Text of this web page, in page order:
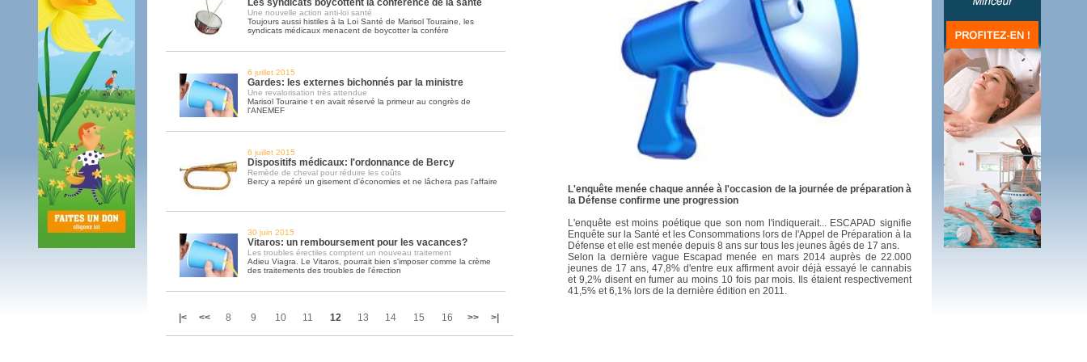
Soins palliatifs: 40 millions de plus en 2016
La journée mondiale des soins palliatifs n'a pas été inutile
lire la suite >>
Les syndicats boycottent la conférence de la santé
Une nouvelle action anti-loi santé
Toujours aussi histiles à la Loi Santé de Marisol Touraine, les
syndicats médicaux menacent de boycotter la confére
6 juillet 2015
Gardes: les externes bichonnés par la ministre
Une revalorisation très attendue
Marisol Touraine t en avait réservé la primeur au congrès de
l'ANEMEF
6 juillet 2015
Dispositifs médicaux: l'ordonnance de Bercy
Remède de cheval pour réduire les coûts
Bercy a repéré un gisement d'économies et ne lâchera pas l'affaire
30 juin 2015
Vitaros: un remboursement pour les vacances?
Les troubles érectiles comptent un nouveau traitement
Adieu Viagra. Le Vitaros, pourrait bien s'imposer comme la crème
des traitements des troubles de l'érection
|< << 8 9 10 11 12 13 14 15 16 >> >|
L'enquête menée chaque année à l'occasion de la journée de préparation à
la Défense confirme une progression
L'enquête est moins poétique que son nom l'indiquerait... ESCAPAD signifie
Enquête sur la Santé et les Consommations lors de l'Appel de Préparation à la
Défense et elle est menée depuis 8 ans sur tous les jeunes âgés de 17 ans.
Selon la dernière vague Escapad menée en mars 2014 auprès de 22.000
jeunes de 17 ans, 47,8% d'entre eux affirment avoir déjà essayé le cannabis
et 9,2% disent en fumer au moins 10 fois par mois. Ils étaient respectivement
41,5% et 6,1% lors de la dernière édition en 2011.